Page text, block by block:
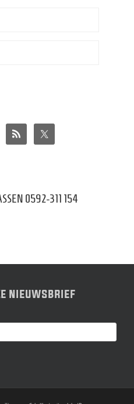
0592-311 154
nieuwsbrief